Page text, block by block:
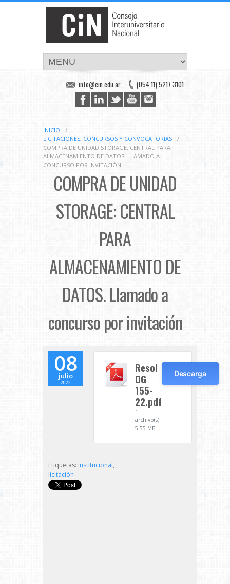
(054 11) 5217.3101
info@cin.edu.ar
INICIO
/
LICITACIONES, CONCURSOS Y CONVOCATORIAS
/
COMPRA DE UNIDAD STORAGE: CENTRAL PARA
ALMACENAMIENTO DE DATOS. LLAMADO A
CONCURSO POR INVITACIÓN
COMPRA DE UNIDAD
STORAGE: CENTRAL
PARA
ALMACENAMIENTO DE
DATOS. Llamado a
concurso por invitación
08
julio
2022
Resol
DG
155-
22.pdf
1
archivo(s)
5.55 MB
Descarga
Etiquetas: institucional,
licitación